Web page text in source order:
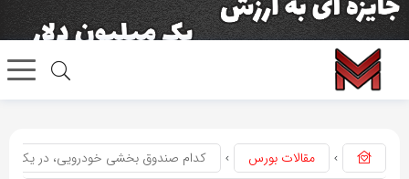
مقالات بورس کدام صندوق بخشی خودرویی، در یک